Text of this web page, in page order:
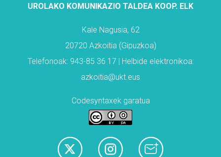
UROLAKO KOMUNIKAZIO TALDEA KOOP. ELK
Kale Nagusia, 62
20720 Azkoitia (Gipuzkoa)
Telefonoak: 943-85 36 17 | Helbide elektronikoa:
azkoitia@ukt.eus
Codesyntaxek garatua